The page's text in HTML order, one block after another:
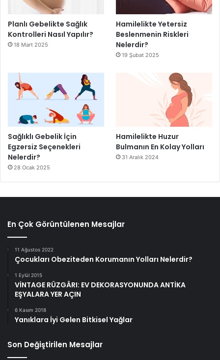
Planlı Gebelikte Sağlık
Kontrolleri Nasıl Yapılır?
18 Mart 2025
Hamilelikte Yetersiz
Beslenmenin Riskleri
Nelerdir?
19 Şubat 2025
Sağlıklı Gebelik İçin
Egzersiz Seçenekleri
Nelerdir?
28 Ocak 2025
Hamilelikte Huzur
Bulmanın En Kolay Yolları
31 Aralık 2024
En Çok Görüntülenen Mesajlar
11 Ağustos 2022
Çocukları Obeziteden Korumanın Yolları Nelerdir?
1 Eylül 2015
VİNTAGE RÜZGÂRI: EV DEKORASYONUNDA ANTİKA
EŞYALARA YER AÇIN
6 Kasım 2018
Yanıklara İyi Gelen Bitkisel Yağlar
Son Değiştirilen Mesajlar